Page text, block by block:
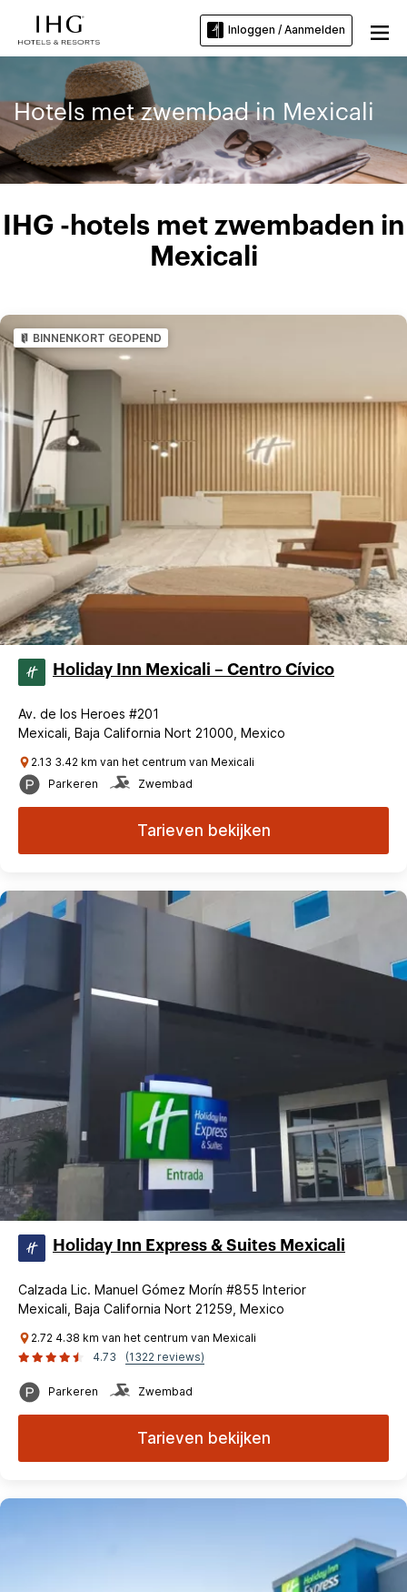
Inloggen / Aanmelden
Hotels met zwembad in Mexicali
IHG -hotels met zwembaden in
Mexicali
BINNENKORT GEOPEND
Holiday Inn Mexicali – Centro Cívico
Av. de los Heroes #201
Mexicali, Baja California Nort 21000, Mexico
2.13 3.42 km van het centrum van Mexicali
Parkeren
Zwembad
Tarieven bekijken
Holiday Inn Express & Suites Mexicali
Calzada Lic. Manuel Gómez Morín #855 Interior
Mexicali, Baja California Nort 21259, Mexico
2.72 4.38 km van het centrum van Mexicali
4.73
(1322 reviews)
Parkeren Zwembad
Tarieven bekijken